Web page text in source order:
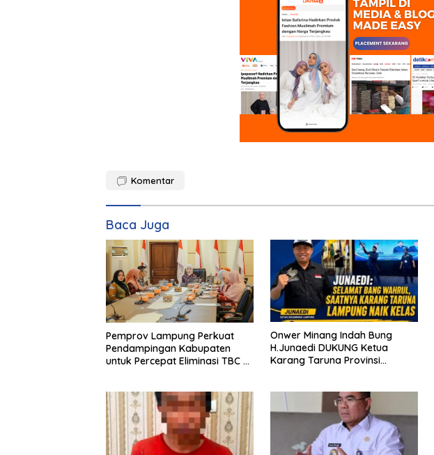
Komentar
Baca Juga
Pemprov Lampung Perkuat
Pendampingan Kabupaten
untuk Percepat Eliminasi TBC di
Onwer Minang Indah Bung
H.Junaedi DUKUNG Ketua
Karang Taruna Provinsi